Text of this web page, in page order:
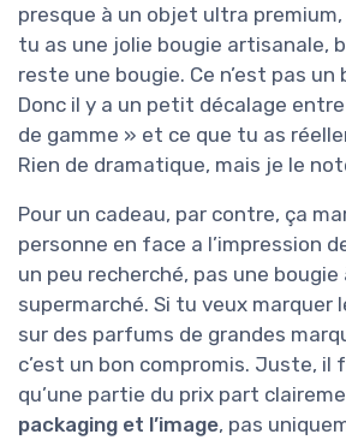
presque à un objet ultra premium,
tu as une jolie bougie artisanale,
reste une bougie. Ce n’est pas un
Donc il y a un petit décalage
de gamme » et ce que tu as
Rien de dramatique, mais je le
Pour un cadeau, par contre, ça
personne en face a l’impression
un peu recherché, pas une bougie
supermarché. Si tu veux marquer
sur des parfums de grandes
c’est un bon compromis. Juste,
qu’une partie du prix part
packaging et l’image, pas